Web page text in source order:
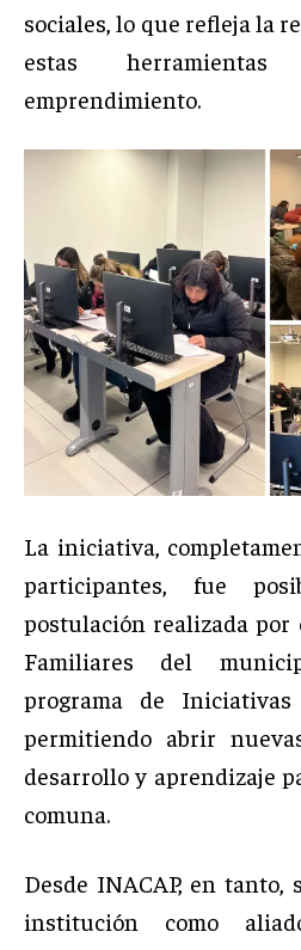
sociales, lo que refleja la
estas
emprendimiento.
La iniciativa,
participantes, fue
postulación realizada por
Familiares del
programa de Iniciativas
permitiendo abrir
desarrollo y aprendizaje
comuna.
Desde INACAP, en
institución como